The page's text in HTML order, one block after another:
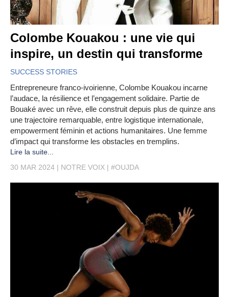
Colombe Kouakou : une vie qui
inspire, un destin qui transforme
SUCCESS STORIES
Entrepreneure franco-ivoirienne, Colombe Kouakou incarne
l’audace, la résilience et l’engagement solidaire. Partie de
Bouaké avec un rêve, elle construit depuis plus de quinze ans
une trajectoire remarquable, entre logistique internationale,
empowerment féminin et actions humanitaires. Une femme
d’impact qui transforme les obstacles en tremplins.
Lire la suite...
30 MAR 2024
NOTRE VOIX #OUJDA